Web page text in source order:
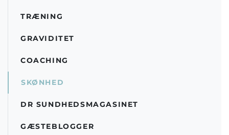
TRÆNING
GRAVIDITET
COACHING
SKØNHED
DR SUNDHEDSMAGASINET
GÆSTEBLOGGER